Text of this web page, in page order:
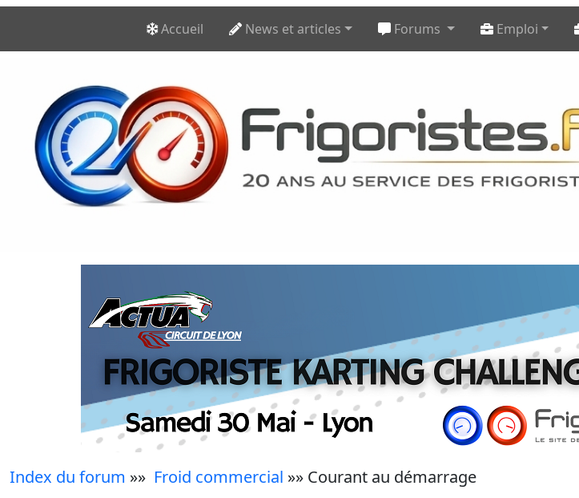
Accueil News et articles Forums Emploi
Index du forum »» Froid commercial »» Courant au démarrage